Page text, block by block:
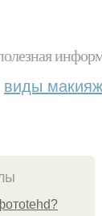
виды